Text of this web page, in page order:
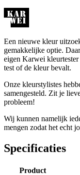
Een nieuwe kleur
gemakkelijke optie.
eigen Karwei
test of de kleur bevalt.
Onze kleurstylistes
samengesteld. Zit je
probleem!
Wij kunnen namelijk
mengen zodat het echt
Specificaties
Product